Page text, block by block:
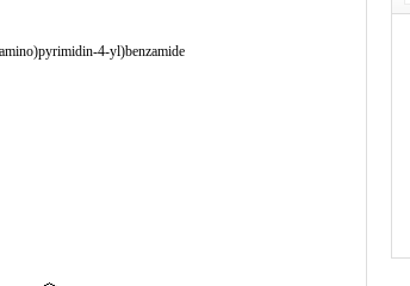
4-yl)benzamide